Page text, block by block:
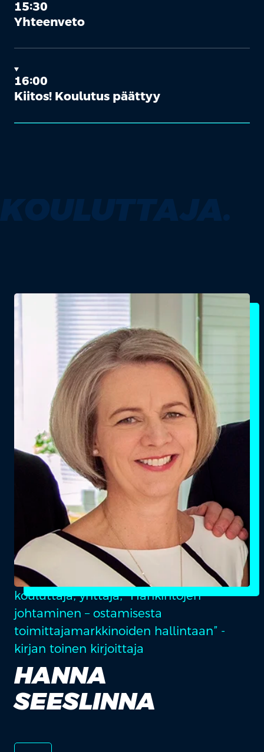
15:30
Yhteenveto
16:00
Kiitos! Koulutus päättyy
kouluttaja, yrittäjä, ”Hankintojen
johtaminen – ostamisesta
toimittajamarkkinoiden hallintaan” -
kirjan toinen kirjoittaja
HANNA
SEESLINNA